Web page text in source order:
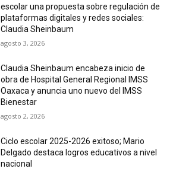
escolar una propuesta sobre regulación de
plataformas digitales y redes sociales:
Claudia Sheinbaum
agosto 3, 2026
Claudia Sheinbaum encabeza inicio de
obra de Hospital General Regional IMSS
Oaxaca y anuncia uno nuevo del IMSS
Bienestar
agosto 2, 2026
Ciclo escolar 2025-2026 exitoso; Mario
Delgado destaca logros educativos a nivel
nacional